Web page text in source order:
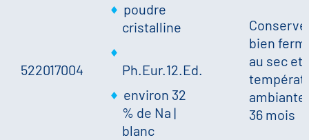
522017004
poudre
cristalline
Ph.Eur.12.Ed.
environ 32
% de Na |
blanc
bien
au sec et
36 mois